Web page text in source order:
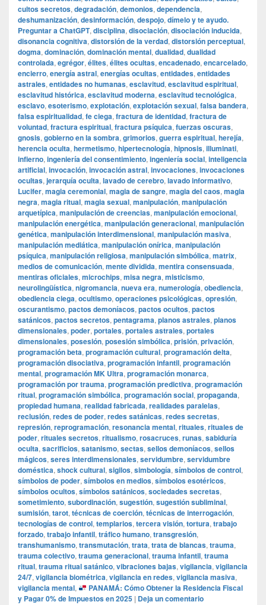
cultos secretos, degradación, demonios, dependencia,
deshumanización, desinformación, despojo, dímelo y te ayudo.
Preguntar a ChatGPT, disciplina, disociación, disociación inducida,
disonancia cognitiva, distorsión de la verdad, distorsión perceptual,
dogma, dominación, dominación mental, dualidad, dualidad
controlada, egrégor, élites, élites ocultas, encadenado, encarcelado,
encierro, energía astral, energías ocultas, entidades, entidades
astrales, entidades no humanas, esclavitud, esclavitud espiritual,
esclavitud histórica, esclavitud moderna, esclavitud tecnológica,
esclavo, esoterismo, explotación, explotación sexual, falsa bandera,
falsa espiritualidad, fe ciega, fractura de identidad, fractura de
voluntad, fractura espiritual, fractura psíquica, fuerzas oscuras,
gnosis, gobierno en la sombra, grimorios, guerra espiritual, herejía,
herencia oculta, hermetismo, hipertecnología, hipnosis, illuminati,
infierno, ingeniería del consentimiento, ingeniería social, inteligencia
artificial, invocación, invocación astral, invocaciones, invocaciones
ocultas, jerarquía oculta, lavado de cerebro, lavado informativo,
Lucifer, magia ceremonial, magia de sangre, magia del caos, magia
negra, magia ritual, magia sexual, manipulación, manipulación
arquetípica, manipulación de creencias, manipulación emocional,
manipulación energética, manipulación generacional, manipulación
genética, manipulación interdimensional, manipulación masiva,
manipulación mediática, manipulación onírica, manipulación
psíquica, manipulación religiosa, manipulación simbólica, matrix,
medios de comunicación, mente dividida, mentira consensuada,
mentiras oficiales, microchips, misa negra, misticismo,
neurolingüística, nigromancia, nueva era, numerología, obediencia,
obediencia ciega, ocultismo, operaciones psicológicas, opresión,
oscurantismo, pactos demoníacos, pactos ocultos, pactos
satánicos, pactos secretos, pentagrama, planos astrales, planos
dimensionales, poder, portales, portales astrales, portales
dimensionales, posesión, posesión simbólica, prisión, privación,
programación beta, programación cultural, programación delta,
programación disociativa, programación infantil, programación
mental, programación MK Ultra, programación monarca,
programación por trauma, programación predictiva, programación
ritual, programación simbólica, programación social, propaganda,
propiedad humana, realidad fabricada, realidades paralelas,
reclusión, redes de poder, redes satánicas, redes secretas,
represión, reprogramación, resonancia mental, rituales, rituales de
poder, rituales secretos, ritualismo, rosacruces, runas, sabiduría
oculta, sacrificios, satanismo, sectas, sellos demoníacos, sellos
mágicos, seres interdimensionales, servidumbre, servidumbre
doméstica, shock cultural, sigilos, simbología, símbolos de control,
símbolos de poder, símbolos en medios, símbolos esotéricos,
símbolos ocultos, símbolos satánicos, sociedades secretas,
sometimiento, subordinación, sugestión, sugestión subliminal,
sumisión, tarot, técnicas de coerción, técnicas de interrogación,
tecnologías de control, templarios, tercera visión, tortura, trabajo
forzado, trabajo infantil, tráfico humano, transgresión,
transhumanismo, transmutación, trata, trata de blancas, trauma,
trauma colectivo, trauma generacional, trauma infantil, trauma
ritual, trauma ritual satánico, vibraciones bajas, vigilancia, vigilancia
24/7, vigilancia biométrica, vigilancia en redes, vigilancia masiva,
vigilancia mental,
PANAMÁ: Cómo Obtener la Residencia Fiscal
y Pagar 0% de Impuestos en 2025 | Deja un comentario